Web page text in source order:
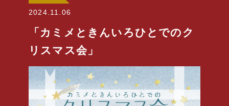
2024.11.06
「カミメときんいろひとでのク
リスマス会」